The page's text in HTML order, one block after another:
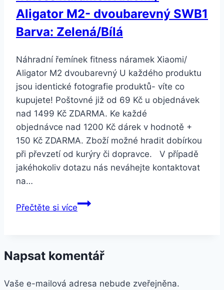
Zelená
Aligator M2- dvoubarevný SWB1
Barva: Zelená/Bílá
Náhradní řemínek fitness náramek Xiaomi/
Aligator M2 dvoubarevný U každého produktu
jsou identické fotografie produktů- víte co
kupujete! Poštovné již od 69 Kč u objednávek
nad 1499 Kč ZDARMA. Ke každé
objednávce nad 1200 Kč dárek v hodnotě +
150 Kč ZDARMA. Zboží možné hradit dobírkou
při převzetí od kurýry či dopravce. V případě
jakéhokoliv dotazu nás neváhejte kontaktovat
na…
Přečtěte si víceSmartuj
náramek
Aligator
Napsat komentář
Vaše e-mailová adresa nebude zveřejněna.